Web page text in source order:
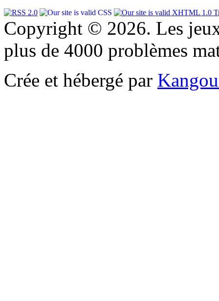
Copyright © 2026. Les
plus de 4000 problèmes
Crée et hébergé par